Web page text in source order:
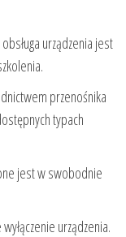
urządzenia jest
przenośnika
typach
jest w swobodnie
urządzenia.